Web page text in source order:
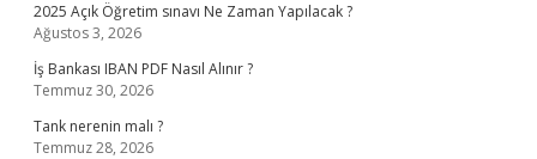
2025 Açık Öğretim sınavı Ne Zaman Yapılacak ?
Ağustos 3, 2026
İş Bankası IBAN PDF Nasıl Alınır ?
Temmuz 30, 2026
Tank nerenin malı ?
Temmuz 28, 2026